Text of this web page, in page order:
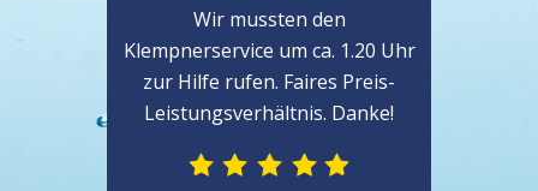
Wir mussten den
Klempnerservice um ca. 1.20 Uhr
zur Hilfe rufen. Faires Preis-
Leistungsverhältnis. Danke!